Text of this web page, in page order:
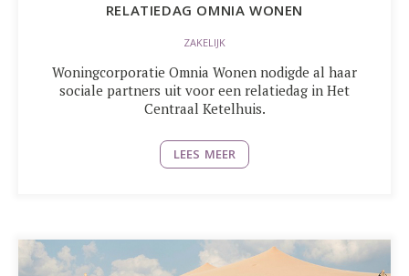
RELATIEDAG OMNIA WONEN
ZAKELIJK
Woningcorporatie Omnia Wonen nodigde al haar
sociale partners uit voor een relatiedag in Het
Centraal Ketelhuis.
LEES MEER